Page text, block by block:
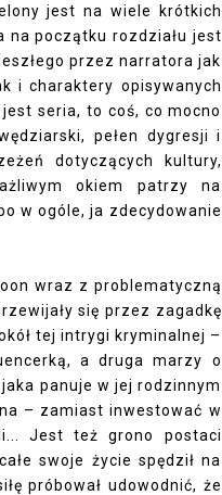
jest na wiele krótkich
na początku rozdziału jest
przez narratora jak
i charaktery opisywanych
seria, to coś, co mocno
pełen dygresji i
dotyczących kultury,
okiem patrzy na
w ogóle, ja zdecydowanie
wraz z problematyczną
się przez zagadkę
tej intrygi kryminalnej –
a druga marzy o
panuje w jej rodzinnym
– zamiast inwestować w
Jest też grono postaci
swoje życie spędził na
próbował udowodnić, że